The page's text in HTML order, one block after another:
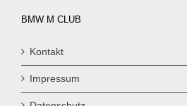
BMW M CLUB
Kontakt
Impressum